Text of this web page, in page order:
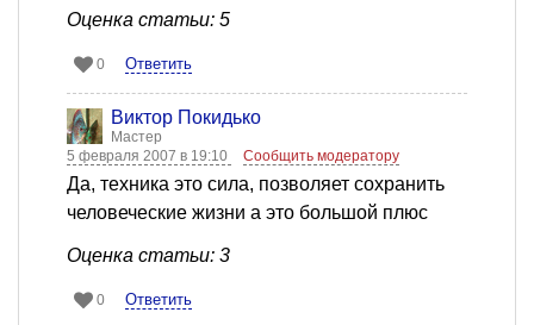
Оценка статьи: 5
0 Ответить
Виктор Покидько
Мастер
5 февраля 2007 в 19:10
Сообщить модератору
Да, техника это сила, позволяет сохранить
человеческие жизни а это большой плюс
Оценка статьи: 3
0 Ответить